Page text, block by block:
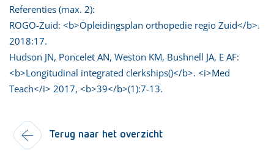
Referenties (max. 2):
ROGO-Zuid: <b>Opleidingsplan orthopedie regio Zuid</b>.
2018:17.
Hudson JN, Poncelet AN, Weston KM, Bushnell JA, E AF:
<b>Longitudinal integrated clerkships()</b>. <i>Med
Teach</i> 2017, <b>39</b>(1):7-13.
Terug naar het overzicht